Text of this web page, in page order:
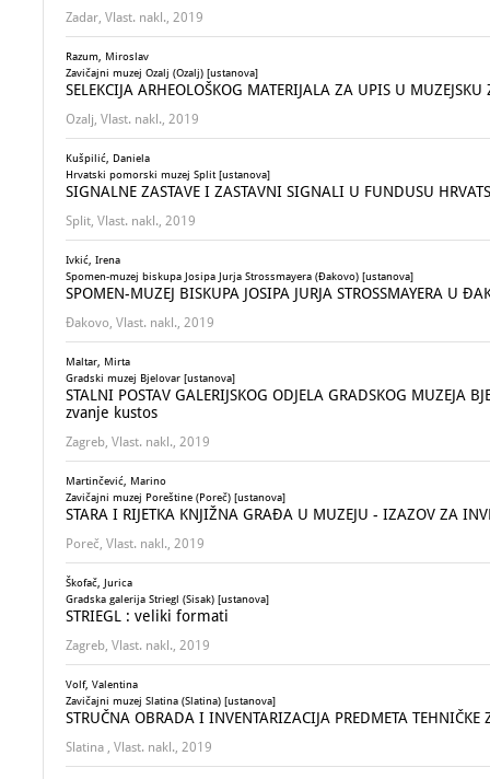
Zadar, Vlast. nakl., 2019
Razum, Miroslav
Zavičajni muzej Ozalj (Ozalj) [ustanova]
SELEKCIJA ARHEOLOŠKOG MATERIJALA ZA UPIS U
Ozalj, Vlast. nakl., 2019
Kušpilić, Daniela
Hrvatski pomorski muzej Split [ustanova]
SIGNALNE ZASTAVE I ZASTAVNI SIGNALI U FUNDUSU
Split, Vlast. nakl., 2019
Ivkić, Irena
Spomen-muzej biskupa Josipa Jurja Strossmayera (Đakovo) [ustanova]
SPOMEN-MUZEJ BISKUPA JOSIPA JURJA
Đakovo, Vlast. nakl., 2019
Maltar, Mirta
Gradski muzej Bjelovar [ustanova]
STALNI POSTAV GALERIJSKOG ODJELA GRADSKOG
zvanje kustos
Zagreb, Vlast. nakl., 2019
Martinčević, Marino
Zavičajni muzej Poreštine (Poreč) [ustanova]
STARA I RIJETKA KNJIŽNA GRAĐA U MUZEJU - IZAZOV ZA
Poreč, Vlast. nakl., 2019
Škofač, Jurica
Gradska galerija Striegl (Sisak) [ustanova]
STRIEGL : veliki formati
Zagreb, Vlast. nakl., 2019
Volf, Valentina
Zavičajni muzej Slatina (Slatina) [ustanova]
STRUČNA OBRADA I INVENTARIZACIJA PREDMETA
Slatina , Vlast. nakl., 2019